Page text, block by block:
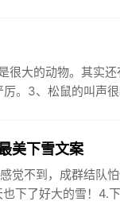
很大的动物。其实
。3、松鼠的叫声
美下雪文案
觉不到，成群结队
下了好大的雪！4.